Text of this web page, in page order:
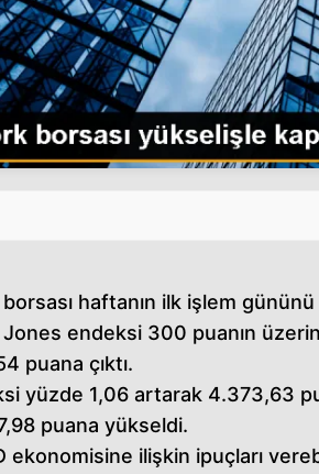
haftanın ilk işlem
Jones endeksi 300 puanın
puana çıktı.
yüzde 1,06 artarak 4.373,63
puana yükseldi.
ekonomisine ilişkin ipuçları